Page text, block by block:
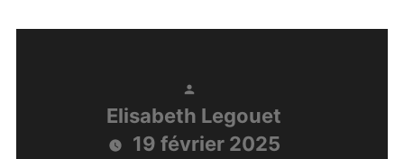
jardin
Publié
par
Elisabeth Legouet
19 février 2025